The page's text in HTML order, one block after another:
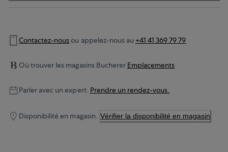
Contactez-nousou appelez-nous au +41 41 369 79 79
Où trouver les magasins Bucherer Emplacements
Parler avec un expert. Prendre un rendez-vous.
Disponibilité en magasin. Vérifier la disponibilité en magasin